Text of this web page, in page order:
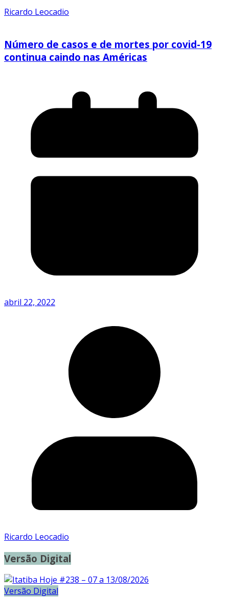
Ricardo Leocadio
Número de casos e de mortes por covid-19
continua caindo nas Américas
abril 22, 2022
Ricardo Leocadio
Versão Digital
Versão Digital